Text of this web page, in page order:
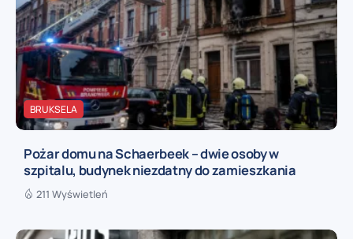
BRUKSELA
Pożar domu na Schaerbeek – dwie osoby w
szpitalu, budynek niezdatny do zamieszkania
211 Wyświetleń